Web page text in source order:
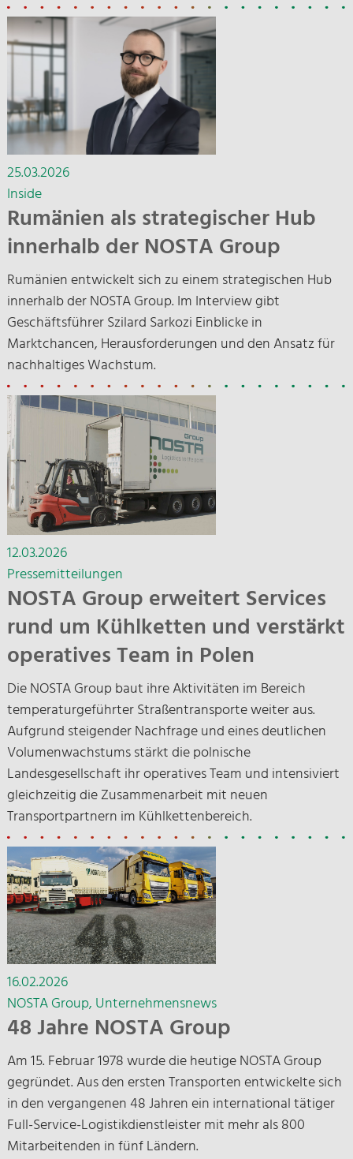
25.03.2026
Inside
Rumänien als strategischer Hub
innerhalb der NOSTA Group
Rumänien entwickelt sich zu einem strategischen Hub
innerhalb der NOSTA Group. Im Interview gibt
Geschäftsführer Szilard Sarkozi Einblicke in
Marktchancen, Herausforderungen und den Ansatz für
nachhaltiges Wachstum.
12.03.2026
Pressemitteilungen
NOSTA Group erweitert Services
rund um Kühlketten und verstärkt
operatives Team in Polen
Die NOSTA Group baut ihre Aktivitäten im Bereich
temperaturgeführter Straßentransporte weiter aus.
Aufgrund steigender Nachfrage und eines deutlichen
Volumenwachstums stärkt die polnische
Landesgesellschaft ihr operatives Team und intensiviert
gleichzeitig die Zusammenarbeit mit neuen
Transportpartnern im Kühlkettenbereich.
16.02.2026
NOSTA Group Unternehmensnews
48 Jahre NOSTA Group
Am 15. Februar 1978 wurde die heutige NOSTA Group
gegründet. Aus den ersten Transporten entwickelte sich
in den vergangenen 48 Jahren ein international tätiger
Full-Service-Logistikdienstleister mit mehr als 800
Mitarbeitenden in fünf Ländern.